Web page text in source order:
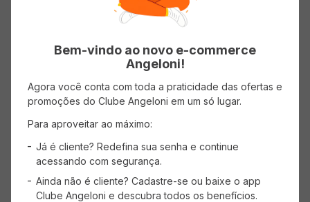
Bem-vindo ao novo e-commerce
Angeloni!
Agora você conta com toda a praticidade das ofertas e
promoções do Clube Angeloni em um só lugar.
Para aproveitar ao máximo:
Já é cliente? Redefina sua senha e continue
acessando com segurança.
Ainda não é cliente? Cadastre-se ou baixe o app
Clube Angeloni e descubra todos os benefícios.